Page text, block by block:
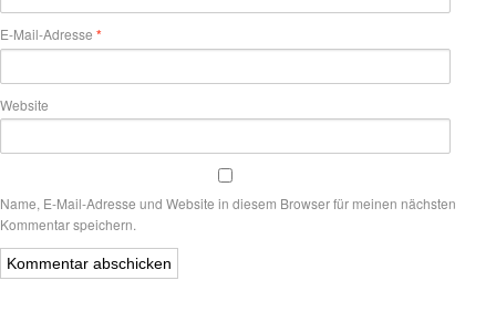
E-Mail-Adresse *
Website
Name, E-Mail-Adresse und Website in diesem Browser für meinen nächsten
Kommentar speichern.